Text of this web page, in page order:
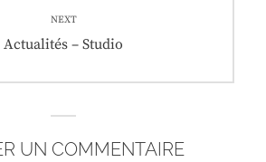
NEXT
Next
Actualités – Studio
UN COMMENTAIRE